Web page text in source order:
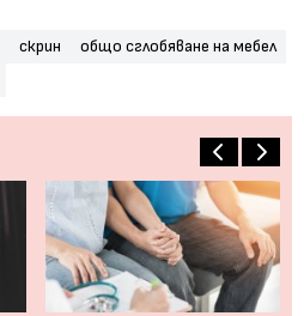
скрин
общо сглобяване на мебел